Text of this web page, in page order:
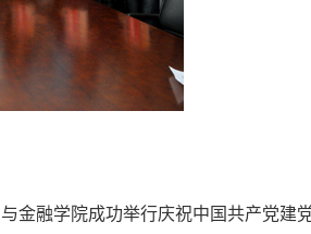
金融学院成功举行庆祝中国共产党建